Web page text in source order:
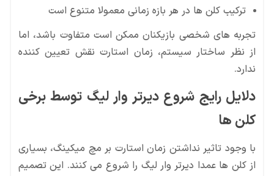
ترکیب کلن ها در هر بازه زمانی معمولا متنوع است
تجربه های شخصی بازیکنان ممکن است متفاوت باشد، اما
از نظر ساختار سیستم، زمان استارت نقش تعیین کننده
ندارد.
دلایل رایج شروع دیرتر وار لیگ توسط برخی
کلن ها
با وجود تاثیر نداشتن زمان استارت بر مچ میکینگ، بسیاری
از کلن ها عمدا دیرتر وار لیگ را شروع می کنند. این تصمیم